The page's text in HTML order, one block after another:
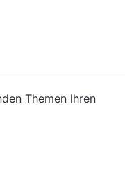
Themen Ihren